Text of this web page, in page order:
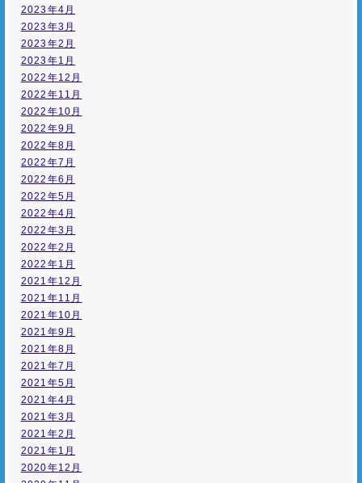
2023年4月
2023年3月
2023年2月
2023年1月
2022年12月
2022年11月
2022年10月
2022年9月
2022年8月
2022年7月
2022年6月
2022年5月
2022年4月
2022年3月
2022年2月
2022年1月
2021年12月
2021年11月
2021年10月
2021年9月
2021年8月
2021年7月
2021年5月
2021年4月
2021年3月
2021年2月
2021年1月
2020年12月